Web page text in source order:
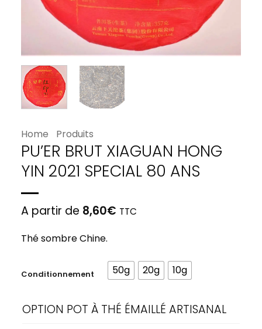
Home Produits
PU’ER BRUT XIAGUAN HONG
YIN 2021 SPECIAL 80 ANS
A partir de 8,60€ TTC
Thé sombre Chine.
Conditionnement 50g 20g 10g
OPTION POT À THÉ ÉMAILLÉ ARTISANAL